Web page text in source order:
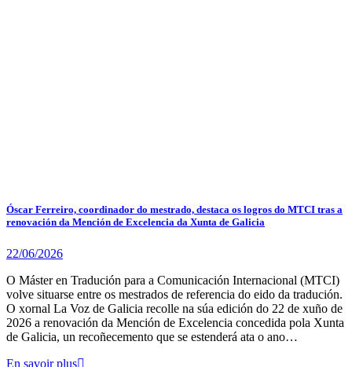
Óscar Ferreiro, coordinador do mestrado, destaca os logros do MTCI tras a
renovación da Mención de Excelencia da Xunta de Galicia
22/06/2026
O Máster en Tradución para a Comunicación Internacional (MTCI)
volve situarse entre os mestrados de referencia do eido da tradución.
O xornal La Voz de Galicia recolle na súa edición do 22 de xuño de
2026 a renovación da Mención de Excelencia concedida pola Xunta
de Galicia, un recoñecemento que se estenderá ata o ano…
En savoir plus